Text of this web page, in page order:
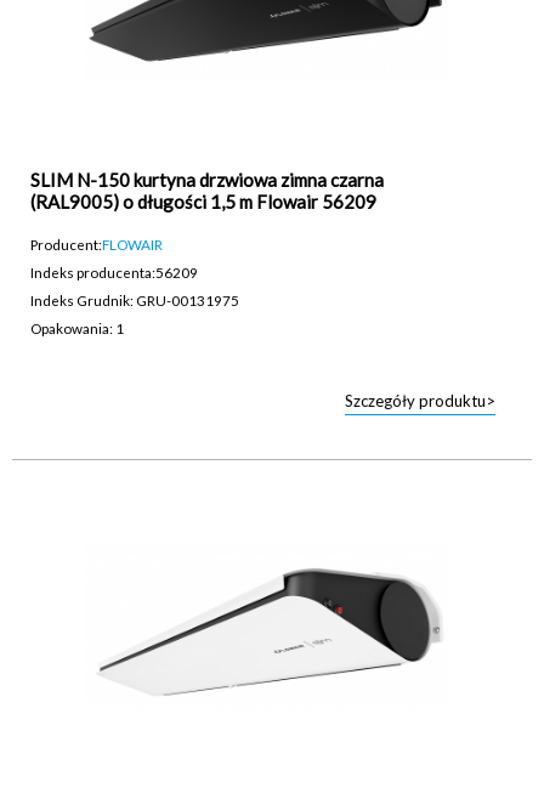
SLIM N-150 kurtyna drzwiowa zimna czarna
(RAL9005) o długości 1,5 m Flowair 56209
Producent:FLOWAIR
Indeks producenta:56209
Indeks Grudnik: GRU-00131975
Opakowania: 1
Szczegóły produktu>